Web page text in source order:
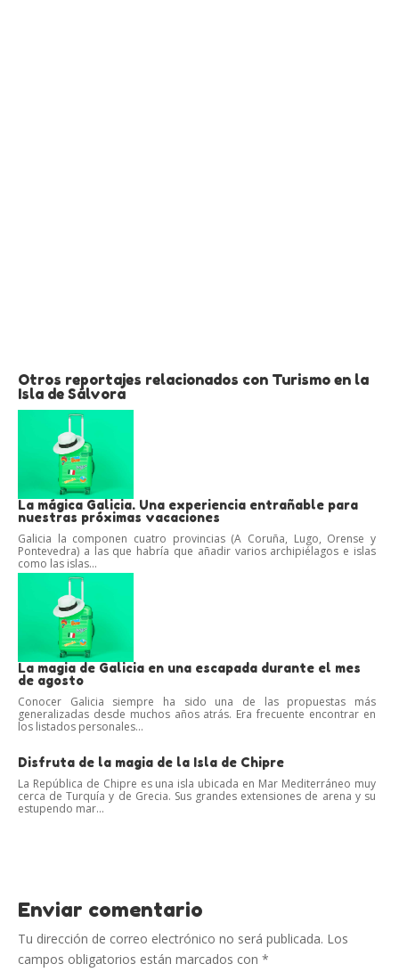
Otros reportajes relacionados con Turismo en la
Isla de Sálvora
La mágica Galicia. Una experiencia entrañable para
nuestras próximas vacaciones
Galicia la componen cuatro provincias (A Coruña, Lugo, Orense y
Pontevedra) a las que habría que añadir varios archipiélagos e islas
como las islas...
La magia de Galicia en una escapada durante el mes
de agosto
Conocer Galicia siempre ha sido una de las propuestas más
generalizadas desde muchos años atrás. Era frecuente encontrar en
los listados personales...
Disfruta de la magia de la Isla de Chipre
La República de Chipre es una isla ubicada en Mar Mediterráneo muy
cerca de Turquía y de Grecia. Sus grandes extensiones de arena y su
estupendo mar...
Enviar comentario
Tu dirección de correo electrónico no será publicada. Los
campos obligatorios están marcados con *